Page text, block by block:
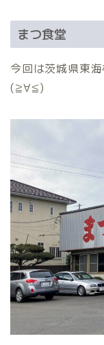
まつ食堂
今回は茨城県東
(≧∀≦)